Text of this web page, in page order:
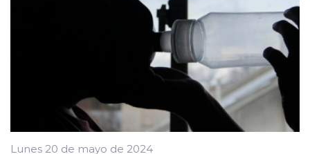
Lunes 20 de mayo de 2024